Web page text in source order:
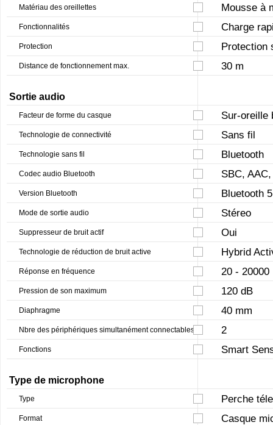
Matériau des oreillettes Mousse à
Fonctionnalités Charge
Protection Protection
Distance de fonctionnement max. 30 m
Sortie audio
Facteur de forme du casque Sur-oreille
Technologie de connectivité Sans fil
Technologie sans fil Bluetooth
Codec audio Bluetooth SBC,
Version Bluetooth Bluetooth
Mode de sortie audio Stéreo
Suppresseur de bruit actif Oui
Technologie de réduction de bruit active Hybrid
Réponse en fréquence 20 - 20000
Pression de son maximum 120 dB
Diaphragme 40 mm
Nbre des périphériques simultanément connectables 2
Fonctions Smart
Type de microphone
Type Perche
Format Casque